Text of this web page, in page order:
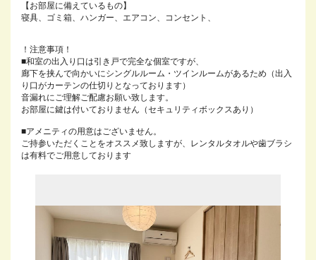
【お部屋に備えているもの】
寝具、ゴミ箱、ハンガー、エアコン、コンセント、
！注意事項！
■和室の出入り口は引き戸で完全な個室ですが、
廊下を挟んで向かいにシングルルーム・ツインルームがあるため（出入
り口がカーテンの仕切りとなっております）
音漏れにご理解ご配慮お願い致します。
お部屋に鍵は付いておりません（セキュリティボックスあり）
■アメニティの用意はございません。
ご持参いただくことをオススメ致しますが、レンタルタオルや歯ブラシ
は有料でご用意しております